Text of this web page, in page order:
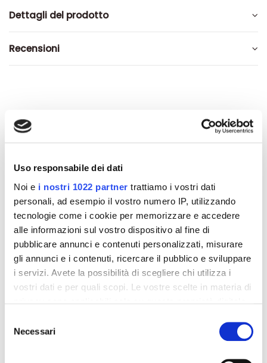
Uso responsabile dei dati
Noi e i nostri 1022 partner trattiamo i vostri dati
personali, ad esempio il vostro numero IP, utilizzando
tecnologie come i cookie per memorizzare e accedere
alle informazioni sul vostro dispositivo al fine di
pubblicare annunci e contenuti personalizzati, misurare
gli annunci e i contenuti, ricercare il pubblico e sviluppare
i servizi. Avete la possibilità di scegliere chi utilizza i
vostri dati e per quali scopi. Le vostre scelte in materia di
modificare o revocare il proprio consenso in qualsiasi
momento dalla Dichiarazione sui cookie o facendo clic
delNecessari
Dettagli del prodotto
Recensioni
Altri prodotti che potrebbero
interessarti
Integratori per dimagrire
Amin 21 K al cacao - 21
-42%
Integratori per dimagrire
Amin 21 K neutro